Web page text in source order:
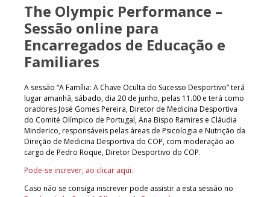
The Olympic Performance –
Sessão online para
Encarregados de Educação e
Familiares
A sessão “A Família: A Chave Oculta do Sucesso Desportivo” terá
lugar amanhã, sábado, dia 20 de junho, pelas 11.00 e terá como
oradores José Gomes Pereira, Diretor de Medicina Desportiva
do Comité Olímpico de Portugal, Ana Bispo Ramires e Cláudia
Minderico, responsáveis pelas áreas de Psicologia e Nutrição da
Direção de Medicina Desportiva do COP, com moderação ao
cargo de Pedro Roque, Diretor Desportivo do COP.
Pode-se increver, ao clicar aqui.
Caso não se consiga inscrever pode assistir a esta sessão no